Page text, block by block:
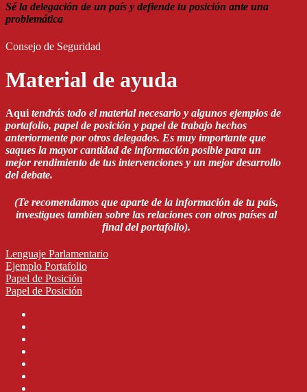
Sé la delegación de un país y defiende tu posición ante una
problemática
Consejo de Seguridad
Material de ayuda
Aqui tendrás todo el material necesario y algunos ejemplos de
portafolio, papel de posición y papel de trabajo hechos
anteriormente por otros delegados. Es muy importante que
saques la mayor cantidad de información posible para un
mejor rendimiento de tus intervenciones y un mejor desarrollo
del debate.
(Te recomendamos que aparte de la información de tu país,
investigues tambien sobre las relaciones con otros países al
final del portafolio).
Lenguaje Parlamentario
Ejemplo Portafolio
Papel de Posición
Papel de Posición